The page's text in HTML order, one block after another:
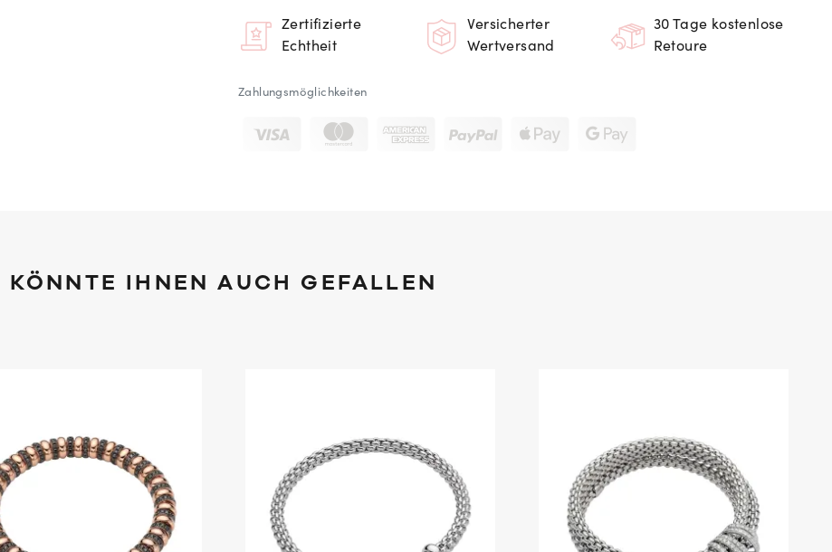
Zertifizierte
Echtheit
Versicherter
Wertversand
30 Tage kostenlose
Retoure
Zahlungsmöglichkeiten
KÖNNTE IHNEN AUCH GEFALLEN